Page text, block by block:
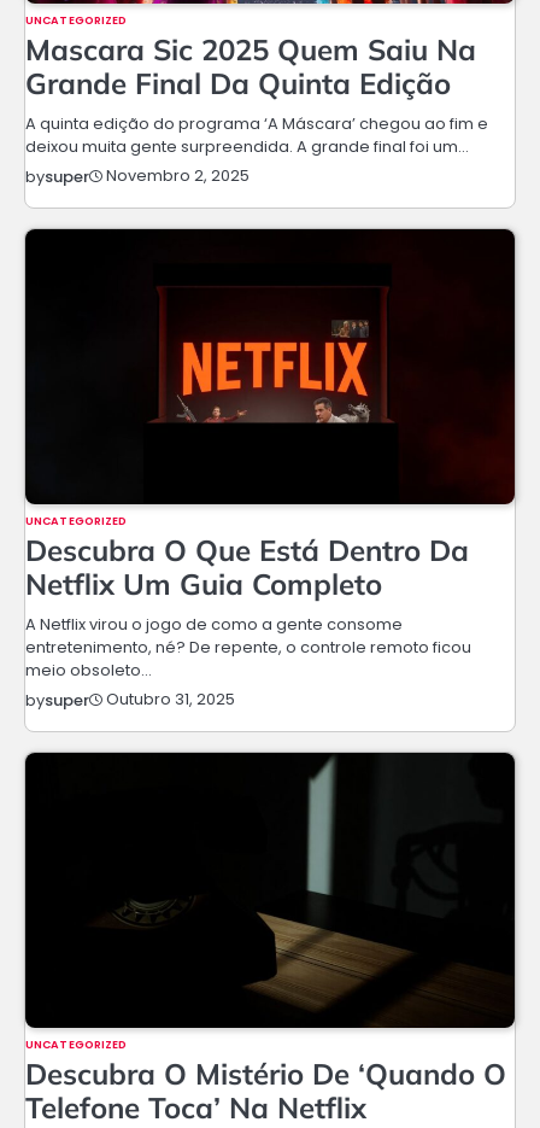
UNCATEGORIZED
Mascara Sic 2025 Quem Saiu Na
Grande Final Da Quinta Edição
A quinta edição do programa ‘A Máscara’ chegou ao fim e
deixou muita gente surpreendida. A grande final foi um…
bysuper Novembro 2, 2025
UNCATEGORIZED
Descubra O Que Está Dentro Da
Netflix Um Guia Completo
A Netflix virou o jogo de como a gente consome
entretenimento, né? De repente, o controle remoto ficou
meio obsoleto…
bysuper Outubro 31, 2025
UNCATEGORIZED
Descubra O Mistério De ‘Quando O
Telefone Toca’ Na Netflix